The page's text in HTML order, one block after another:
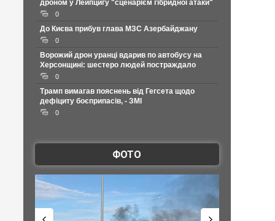
дроном у Лейпцигу "сценарієм гібридної атаки"
0
До Києва прибув глава МЗС Азербайджану
0
Ворожий дрон уранці вдарив по автобусу на
Херсонщині: шестеро людей постраждало
0
Трамп вимагав пояснень від Гегсета щодо
дефіциту боєприпасів, - ЗМІ
0
ФОТО